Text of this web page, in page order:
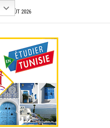
AOÛT 2026 Les